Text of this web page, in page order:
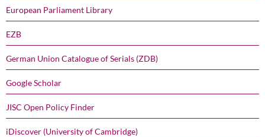
European Parliament Library
EZB
German Union Catalogue of Serials (ZDB)
Google Scholar
JISC Open Policy Finder
iDiscover (University of Cambridge)